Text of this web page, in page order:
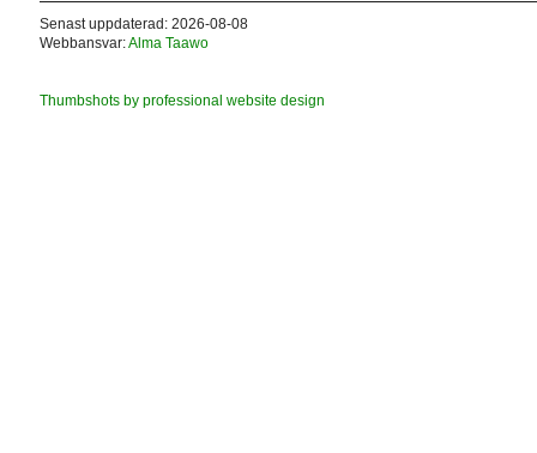
Senast uppdaterad: 2026-08-08
Webbansvar:Alma Taawo
Thumbshots by professional website design